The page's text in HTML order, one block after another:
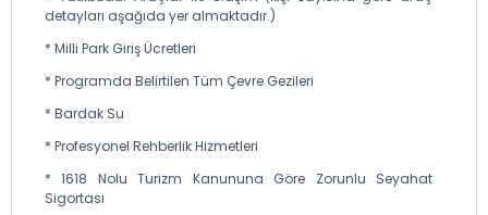
detayları aşağıda yer almaktadır.)
* Milli Park Giriş Ücretleri
* Programda Belirtilen Tüm Çevre Gezileri
* Bardak Su
* Profesyonel Rehberlik Hizmetleri
* 1618 Nolu Turizm Kanununa Göre Zorunlu Seyahat
Sigortası